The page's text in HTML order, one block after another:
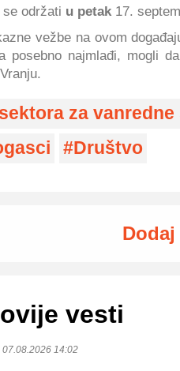
se održati u petak 17.
vežbe na ovom
posebno najmlađi, mogli
za
Društvo
vesti
07.08.2026 14:02